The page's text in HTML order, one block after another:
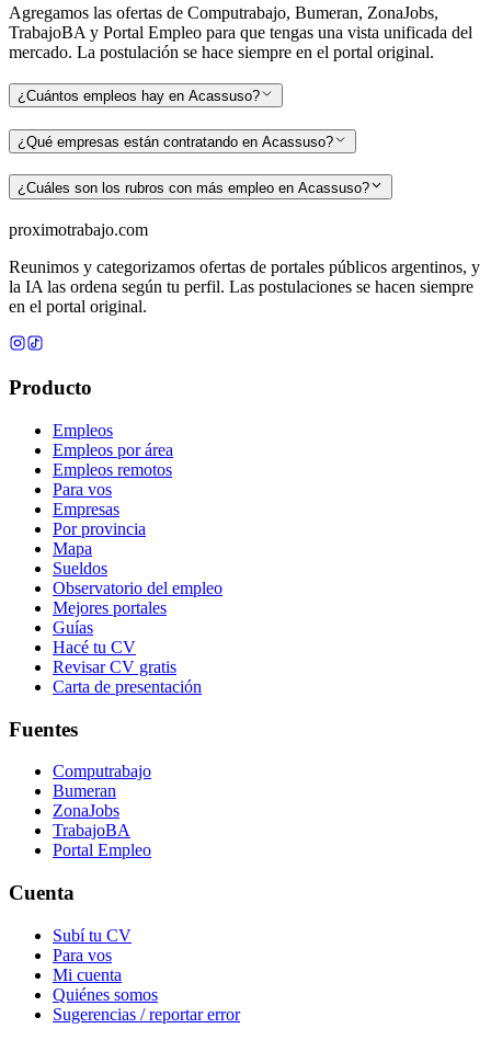
Agregamos las ofertas de Computrabajo, Bumeran, ZonaJobs,
TrabajoBA y Portal Empleo para que tengas una vista unificada del
mercado. La postulación se hace siempre en el portal original.
¿Cuántos empleos hay en Acassuso?
¿Qué empresas están contratando en Acassuso?
¿Cuáles son los rubros con más empleo en Acassuso?
proximotrabajo.com
Reunimos y categorizamos ofertas de portales públicos argentinos, y
la IA las ordena según tu perfil. Las postulaciones se hacen siempre
en el portal original.
Producto
Empleos
Empleos por área
Empleos remotos
Para vos
Empresas
Por provincia
Mapa
Sueldos
Observatorio del empleo
Mejores portales
Guías
Hacé tu CV
Revisar CV gratis
Carta de presentación
Fuentes
Computrabajo
Bumeran
ZonaJobs
TrabajoBA
Portal Empleo
Cuenta
Subí tu CV
Para vos
Mi cuenta
Quiénes somos
Sugerencias / reportar error